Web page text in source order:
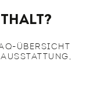
ÜBERSICHT